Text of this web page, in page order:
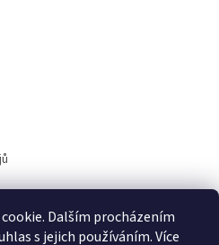
Dalším procházením
s jejich používáním. Více